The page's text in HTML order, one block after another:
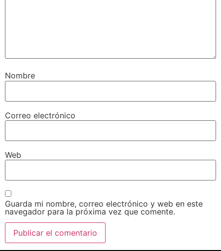
Nombre
Correo electrónico
Web
Guarda mi nombre, correo electrónico y web en este
navegador para la próxima vez que comente.